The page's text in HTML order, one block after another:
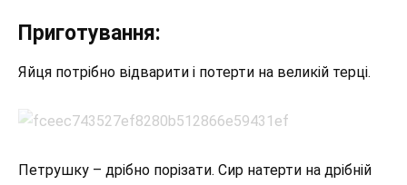
Приготування:
Яйця потрібно відварити і потерти на великій терці.
Петрушку – дрібно порізати. Сир натерти на дрібній